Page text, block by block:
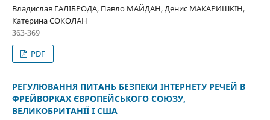
Владислав ГАЛІБРОДА, Павло МАЙДАН, Денис МАКАРИШКІН,
Катерина СОКОЛАН
363-369
PDF
РЕГУЛЮВАННЯ ПИТАНЬ БЕЗПЕКИ ІНТЕРНЕТУ РЕЧЕЙ В
ФРЕЙВОРКАХ ЄВРОПЕЙСЬКОГО СОЮЗУ,
ВЕЛИКОБРИТАНІЇ І США